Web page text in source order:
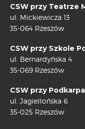
CSW przy Teatrze
ul. Mickiewicza 13
35-064 Rzeszów
CSW przy Szkole
ul. Bernardyńska 4
35-069 Rzeszów
CSW przy
ul. Jagiellońska 6
35-025 Rzeszów